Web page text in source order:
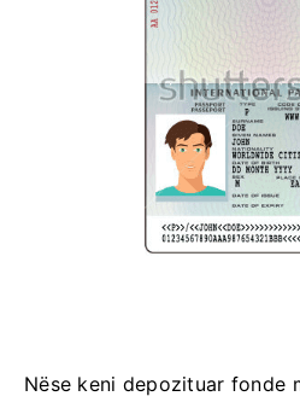
Nëse keni depozituar fonde